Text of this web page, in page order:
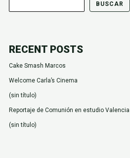
BUSCAR
RECENT POSTS
Cake Smash Marcos
Welcome Carla’s Cinema
(sin título)
Reportaje de Comunión en estudio Valencia
(sin título)